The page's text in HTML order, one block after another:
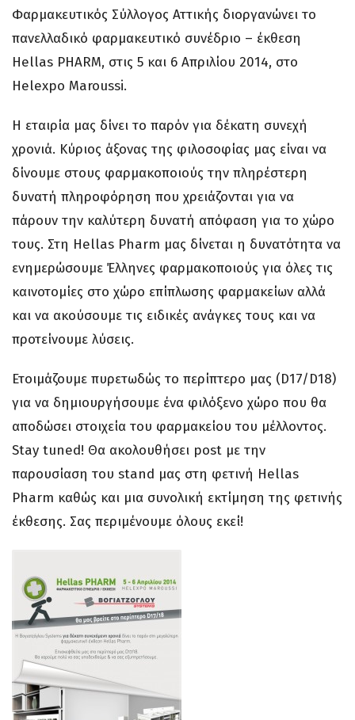
Φαρμακευτικός Σύλλογος Αττικής διοργανώνει το
πανελλαδικό φαρμακευτικό συνέδριο – έκθεση
Hellas PHARM, στις 5 και 6 Απριλίου 2014, στο
Helexpo Maroussi.
Η εταιρία μας δίνει το παρόν για δέκατη συνεχή
χρονιά. Κύριος άξονας της φιλοσοφίας μας είναι να
δίνουμε στους φαρμακοποιούς την πληρέστερη
δυνατή πληροφόρηση που χρειάζονται για να
πάρουν την καλύτερη δυνατή απόφαση για το χώρο
τους. Στη Hellas Pharm μας δίνεται η δυνατότητα να
ενημερώσουμε Έλληνες φαρμακοποιούς για όλες τις
καινοτομίες στο χώρο επίπλωσης φαρμακείων αλλά
και να ακούσουμε τις ειδικές ανάγκες τους και να
προτείνουμε λύσεις.
Ετοιμάζουμε πυρετωδώς το περίπτερο μας (D17/D18)
για να δημιουργήσουμε ένα φιλόξενο χώρο που θα
αποδώσει στοιχεία του φαρμακείου του μέλλοντος.
Stay tuned! Θα ακολουθήσει post με την
παρουσίαση του stand μας στη φετινή Hellas
Pharm καθώς και μια συνολική εκτίμηση της φετινής
έκθεσης. Σας περιμένουμε όλους εκεί!